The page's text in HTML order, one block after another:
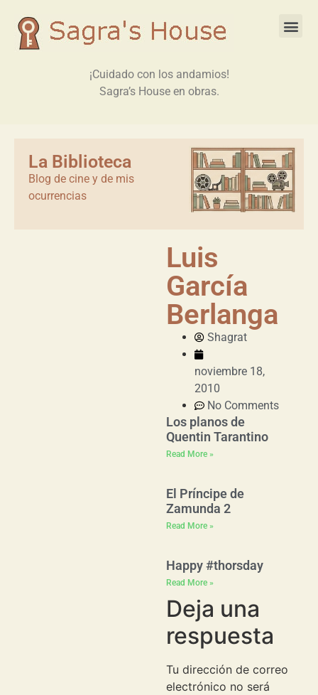
¡Cuidado con los andamios!
Sagra’s House en obras.
La Biblioteca
Blog de cine y de mis
ocurrencias
Luis
García
Berlanga
Shagrat
noviembre 18,
2010
No Comments
Los planos de
Quentin Tarantino
Read More »
El Príncipe de
Zamunda 2
Read More »
Happy #thorsday
Read More »
Deja una
respuesta
Tu dirección de correo
electrónico no será